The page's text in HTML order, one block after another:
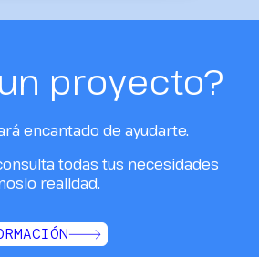
proyecto?
encantado de ayudarte.
todas tus necesidades
realidad.